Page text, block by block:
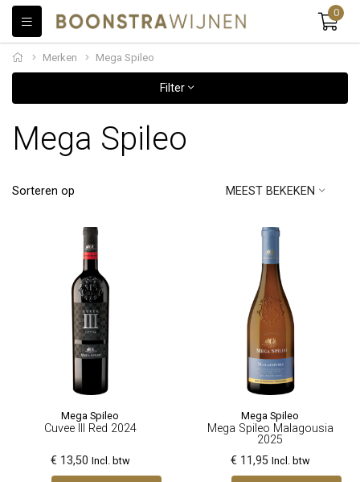
0
Merken Mega Spileo
Filter
Mega Spileo
Sorteren op MEEST BEKEKEN
Mega Spileo
Cuvee III Red 2024
€ 13,50 Incl. btw
Mega Spileo
Mega Spileo Malagousia
2025
€ 11,95 Incl. btw